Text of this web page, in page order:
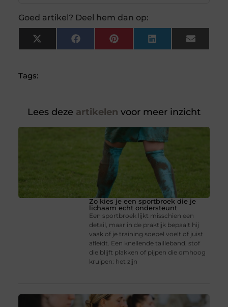
Goed artikel? Deel hem dan op:
X
(Twitter)
FacebookPinterest LinkedIn Email
Tags:
Lees deze artikelen voor meer inzicht
Zo kies je een sportbroek die je
lichaam echt ondersteunt
Een sportbroek lijkt misschien een
detail, maar in de praktijk bepaalt hij
vaak of je training soepel voelt of juist
afleidt. Een knellende tailleband, stof
die blijft plakken of pijpen die omhoog
kruipen: het zijn